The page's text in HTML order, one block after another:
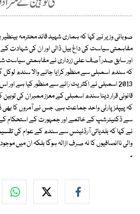
صوبائی وزیر نے کہا کہ ہماری شہید قائد محترمہ
مفاہمتی سیاست کی داغ بیل ڈالی اور ان کی شہادت
اور سابق صدر آصف علی زرداری نے مفاہمتی سیاست
کہ سندھ اسمبلی سے منظور کرایا جانے والا سندھ
2013 اسمبلی نے اکثریت رائے سے منظور کیا ہے اور
قانونی قرار دینا سندھ اسمبلی کے معزز ممبران کی
کہ پیپلز پارٹی واحد جماعت ہے، جس نے آمروں کا بھی
سے ڈکٹیٹرشپ کے خاتمے اور جمہورت کے استحکام کے
نے کہا کہ بلدیاتی آرڈنینس سے سندھ کے عوام کی
والی ناانصافیوں کا نہ صرف ازالہ ہوگا بلکہ ان میں
۔